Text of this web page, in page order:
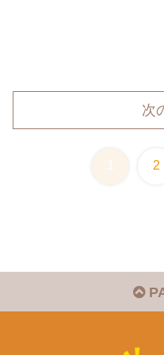
次
2